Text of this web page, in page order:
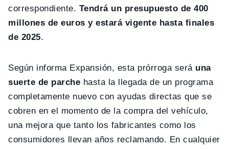
correspondiente. Tendrá un presupuesto de 400
millones de euros y estará vigente hasta finales
de 2025.
Según informa Expansión, esta prórroga será una
suerte de parche hasta la llegada de un programa
completamente nuevo con ayudas directas que se
cobren en el momento de la compra del vehículo,
una mejora que tanto los fabricantes como los
consumidores llevan años reclamando. En cualquier